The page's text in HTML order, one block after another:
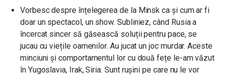
Vorbesc despre înțelegerea de la Minsk ca și cum ar fi
doar un spectacol, un show. Subliniez, când Rusia a
încercat sincer să găsească soluții pentru pace, se
jucau cu viețile oamenilor. Au jucat un joc murdar. Aceste
minciuni și comportamentul lor cu două fețe le-am văzut
în Yugoslavia, Irak, Siria. Sunt rușini pe care nu le vor